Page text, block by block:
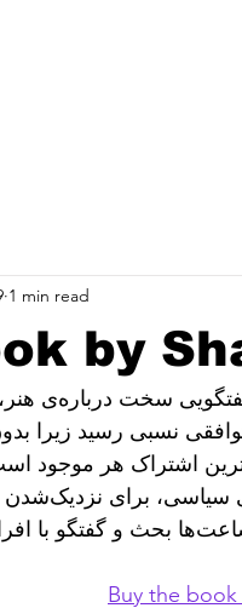
1 min read
را باید همچون
نسبی رسید زیرا
تلاش یک
است.
Buy the